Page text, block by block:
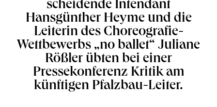
scheidende Intendant
Hansgünther Heyme und die
Leiterin des Choreografie-
Wettbewerbs „no ballet“ Juliane
Rößler übten bei einer
Pressekonferenz Kritik am
künftigen Pfalzbau-Leiter.